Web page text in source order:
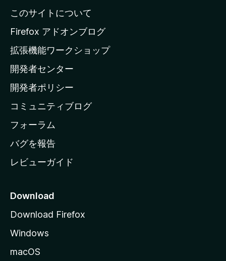
l
a
ホ
ー
ム
ー
ジ
へ
このサイトについて
Firefox アドオンブログ
拡張機能ワークショップ
開発者センター
開発者ポリシー
コミュニティブログ
フォーラム
バグを報告
レビューガイド
Download
Download Firefox
Windows
macOS